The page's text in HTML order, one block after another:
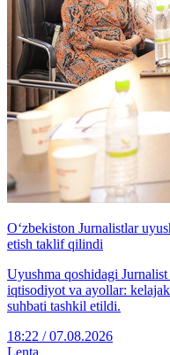
O‘zbekiston Jurnalistlar
etish taklif qilindi
Uyushma qoshidagi
iqtisodiyot va ayollar:
suhbati tashkil etildi.
18:22 / 07.08.2026